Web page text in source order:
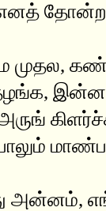
முதல,
அன்னம்,